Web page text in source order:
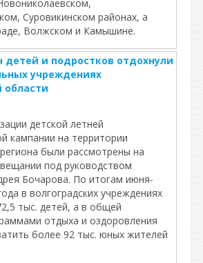
Суровикинском районах, а
Волжском и Камышине.
детей и подростков отдохнули
учреждениях
области
детской летней
кампании на территории
были рассмотрены на
под руководством
Бочарова. По итогам июня-
в волгоградских учреждениях
тыс. детей, а в общей
отдыха и оздоровления
более 92 тыс. юных жителей